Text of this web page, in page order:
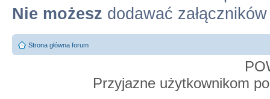
Nie możesz dodawać załączników
Strona główna forum
Przyjazne użytkownikom